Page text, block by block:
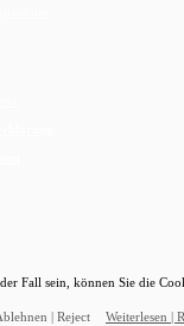
Fall sein, können Sie die
| Reject Weiterlesen |